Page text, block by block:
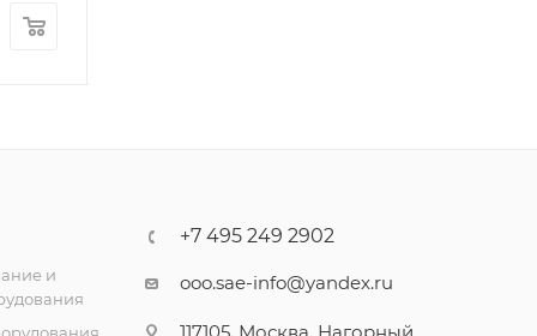
и
+7 495 249 2902
ooo.sae-info@yandex.ru